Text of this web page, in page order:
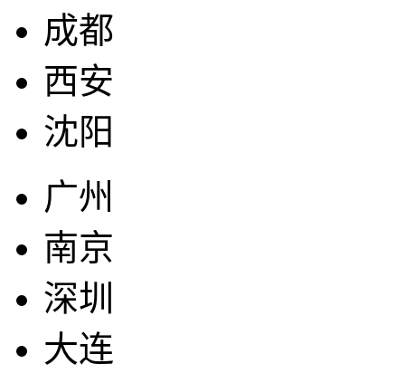
成都
西安
沈阳
广州
南京
深圳
大连